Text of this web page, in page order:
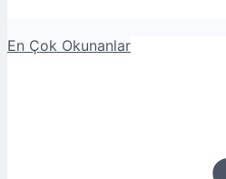
En Çok Okunanlar